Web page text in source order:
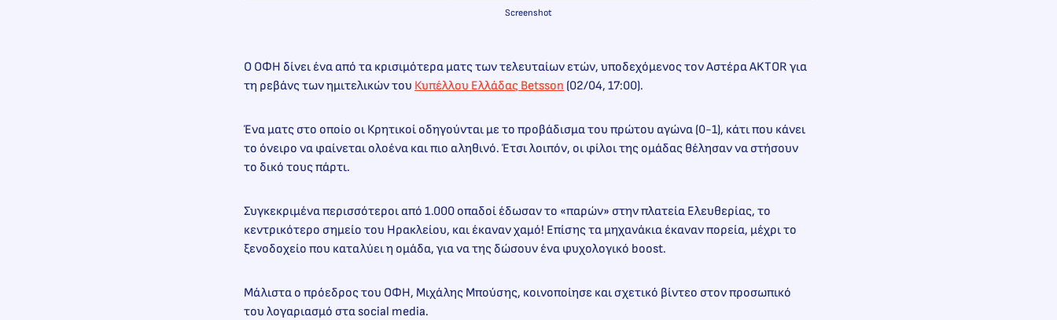
Screenshot
Ο ΟΦΗ δίνει ένα από τα κρισιμότερα ματς των τελευταίων ετών, υποδεχόμενος τον Αστέρα AKTOR για
τη ρεβάνς των ημιτελικών του Κυπέλλου Ελλάδας Betsson (02/04, 17:00).
Ένα ματς στο οποίο οι Κρητικοί οδηγούνται με το προβάδισμα του πρώτου αγώνα (0-1), κάτι που κάνει
το όνειρο να φαίνεται ολοένα και πιο αληθινό. Έτσι λοιπόν, οι φίλοι της ομάδας θέλησαν να στήσουν
το δικό τους πάρτι.
Συγκεκριμένα περισσότεροι από 1.000 οπαδοί έδωσαν το «παρών» στην πλατεία Ελευθερίας, το
κεντρικότερο σημείο του Ηρακλείου, και έκαναν χαμό! Επίσης τα μηχανάκια έκαναν πορεία, μέχρι το
ξενοδοχείο που καταλύει η ομάδα, για να της δώσουν ένα φυχολογικό boost.
Μάλιστα ο πρόεδρος του ΟΦΗ, Μιχάλης Μπούσης, κοινοποίησε και σχετικό βίντεο στον προσωπικό
του λογαριασμό στα social media.